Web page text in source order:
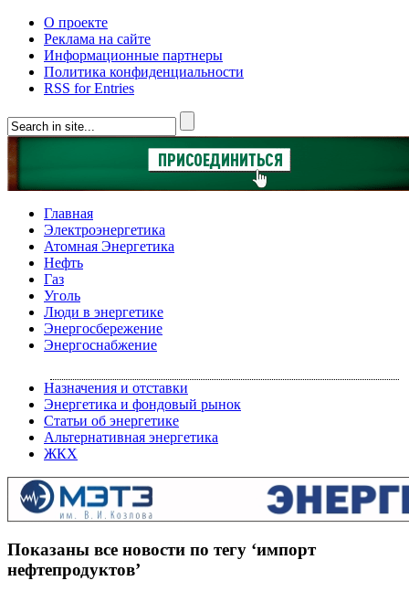
О проекте
Реклама на сайте
Информационные партнеры
Политика конфиденциальности
RSS for Entries
Главная
Электроэнергетика
Атомная Энергетика
Нефть
Газ
Уголь
Люди в энергетике
Энергосбережение
Энергоснабжение
Назначения и отставки
Энергетика и фондовый рынок
Статьи об энергетике
Альтернативная энергетика
ЖКХ
Показаны все новости по тегу ‘импорт
нефтепродуктов’